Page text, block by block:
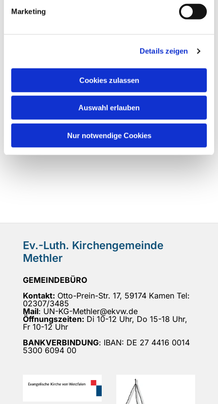
Marketing
Details zeigen
Cookies zulassen
Auswahl erlauben
Nur notwendige Cookies
Ev.-Luth. Kirchengemeinde
Methler
GEMEINDEBÜRO
Kontakt: Otto-Prein-Str. 17, 59174 Kamen Tel:
02307/3485
Mail: UN-KG-Methler@ekvw.de
Öffnungszeiten: Di 10-12 Uhr, Do 15-18 Uhr,
Fr 10-12 Uhr
BANKVERBINDUNG: IBAN: DE 27 4416 0014
5300 6094 00